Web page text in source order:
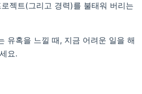
젝트(그리고 경력)를 불태워 버리는
유혹을 느낄 때, 지금 어려운 일을 해
요.